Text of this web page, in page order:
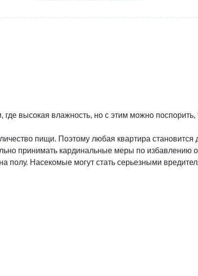
высокая влажность, но с этим можно поспорить,
пищи. Поэтому любая квартира
принимать кардинальные меры по
полу. Насекомые могут стать серьезными